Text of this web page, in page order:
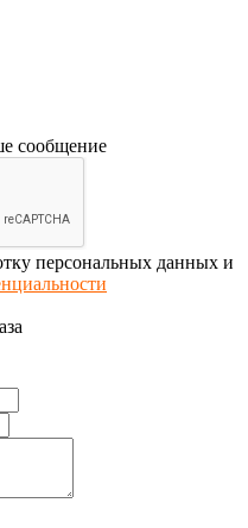
сообщение
персональных данных и